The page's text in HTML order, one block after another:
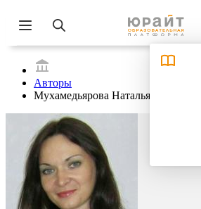
Авторы
Мухамедьярова Наталья Андреевна